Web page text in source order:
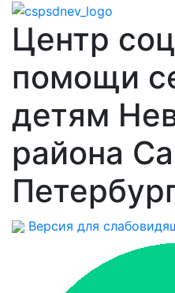
Центр
помощи
детям
района
Версия для